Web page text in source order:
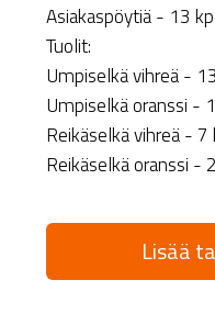
Asiakaspöytiä - 13
Tuolit:
Umpiselkä vihreä -
Umpiselkä oranssi -
Reikäselkä vihreä - 7
Reikäselkä oranssi -
Lisää